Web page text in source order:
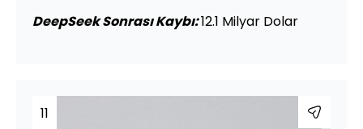
DeepSeek Sonrası Kaybı:12.1 Milyar Dolar
11